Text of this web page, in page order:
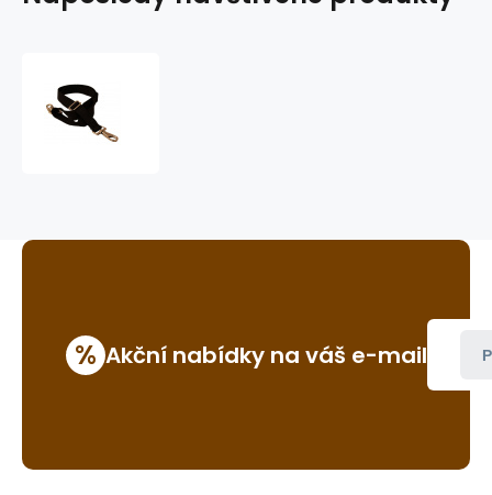
% Akční nabídky na váš e-mail